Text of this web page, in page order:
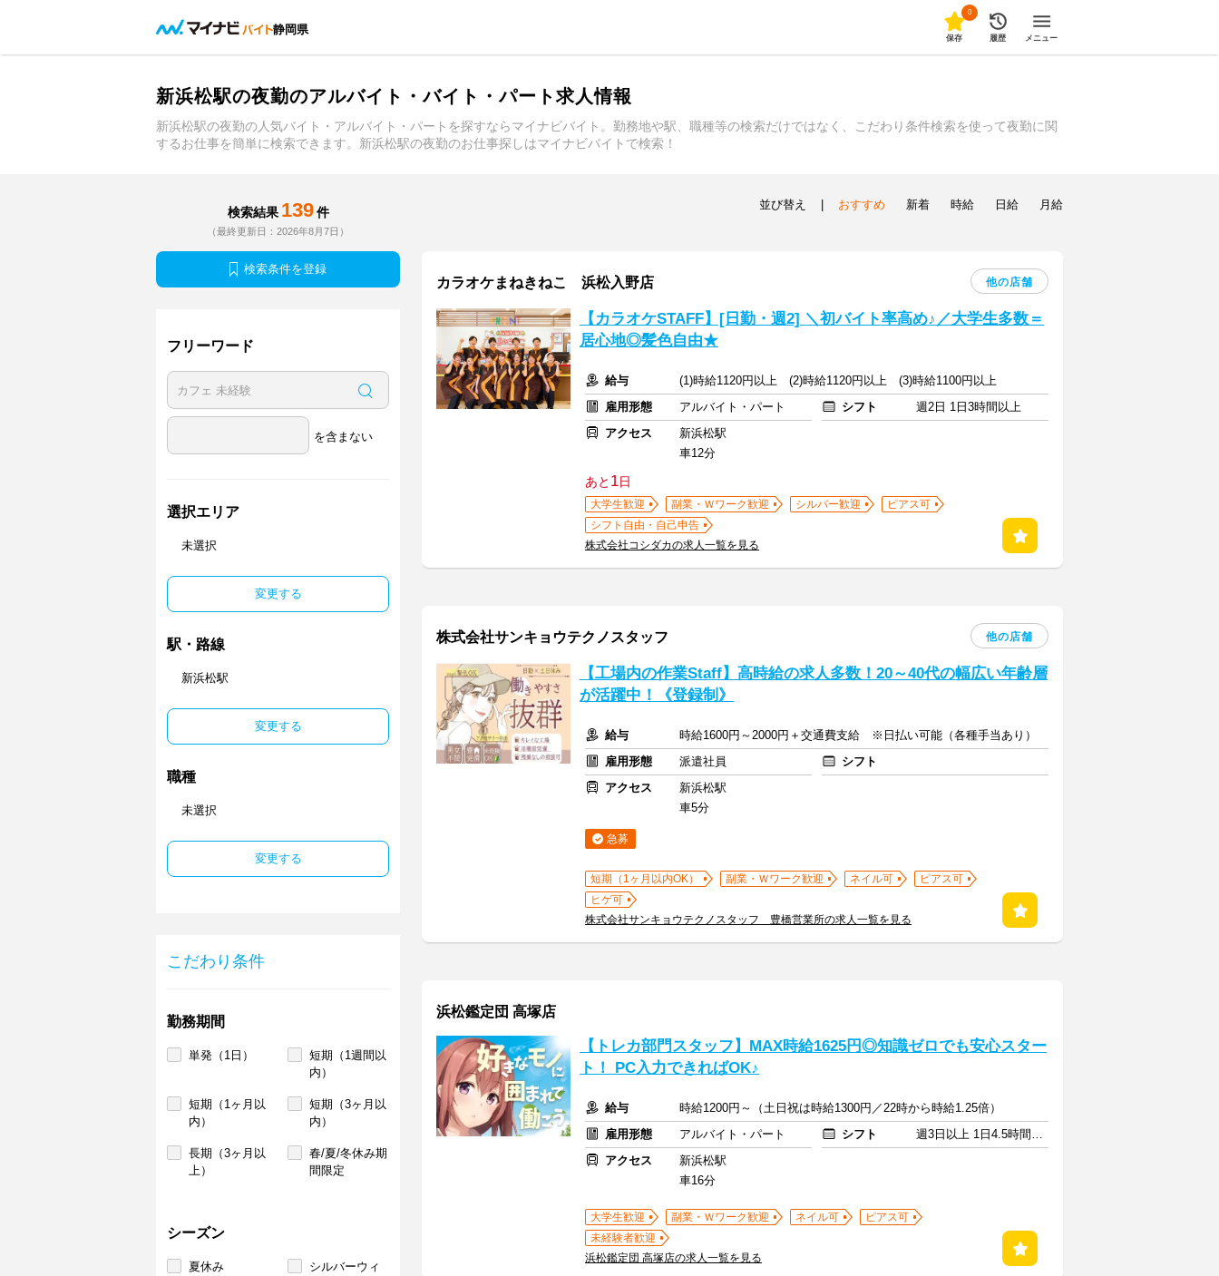
静岡県
0
保存 履歴 メニュー
新浜松駅の夜勤のアルバイト・バイト・パート求人情報
新浜松駅の夜勤の人気バイト・アルバイト・パートを探すならマイナビバイト。勤務地や駅、職種等の検索だけではなく、こだわり条件検索を使って夜勤に関
するお仕事を簡単に検索できます。新浜松駅の夜勤のお仕事探しはマイナビバイトで検索！
検索結果 139 件
（最終更新日：2026年8月7日）
検索条件を登録
フリーワード
を含まない
選択エリア
未選択
変更する
駅・路線
新浜松駅
変更する
職種
未選択
変更する
こだわり条件
勤務期間
単発（1日）
短期（1週間以
内）
短期（1ヶ月以
内）
短期（3ヶ月以
内）
長期（3ヶ月以
上）
春/夏/冬休み期
間限定
シーズン
夏休み
シルバーウィ
並び替え おすすめ 新着 時給 日給 月給
カラオケまねきねこ 浜松入野店 他の店舗
【カラオケSTAFF】[日勤・週2] ＼初バイト率高め♪／大学生多数＝
居心地◎髪色自由★
給与
(1)時給1120円以上 (2)時給1120円以上 (3)時給1100円以上
雇用形態
アルバイト・パート シフト
週2日 1日3時間以上
アクセス
新浜松駅
車12分
あと 1日
大学生歓迎 副業・Ｗワーク歓迎 シルバー歓迎
ピアス可
シフト自由・自己申告
株式会社コシダカの求人一覧を見る
株式会社サンキョウテクノスタッフ 他の店舗
【工場内の作業Staff】高時給の求人多数！20～40代の幅広い年齢層
が活躍中！《登録制》
給与
時給1600円～2000円＋交通費支給 ※日払い可能（各種手当あり）
雇用形態
派遣社員
シフト
アクセス
新浜松駅
車5分
急募
短期（1ヶ月以内OK） 副業・Ｗワーク歓迎 ネイル可
ピアス可
ヒゲ可
株式会社サンキョウテクノスタッフ 豊橋営業所の求人一覧を見る
浜松鑑定団 高塚店
【トレカ部門スタッフ】MAX時給1625円◎知識ゼロでも安心スター
ト！ PC入力できればOK♪
給与
時給1200円～（土日祝は時給1300円／22時から時給1.25倍）
雇用形態
アルバイト・パート シフト
週3日以上 1日4.5時間以上
アクセス
新浜松駅
車16分
大学生歓迎 副業・Ｗワーク歓迎 ネイル可
ピアス可
未経験者歓迎
浜松鑑定団 高塚店の求人一覧を見る